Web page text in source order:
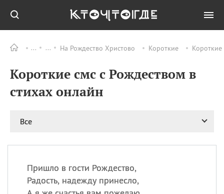
На Рождество Христово Короткие Короткие
Короткие смс с Рождеством в
стихах онлайн
Все
Пришло в гости Рождество,
Радость, надежду принесло,
ПРАЗДНИКИ Все
09.08 День памяти жертв
атомной
день
рисового пудинга
09.08 День Дымняшки